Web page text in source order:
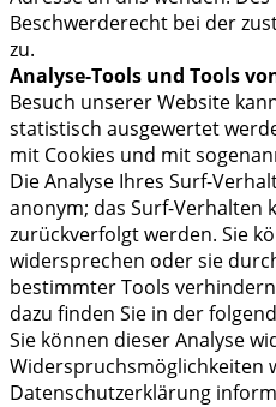
Beschwerderecht bei der
zu.
Analyse-Tools und Tools
Besuch unserer Website
statistisch ausgewertet
mit Cookies und mit
Die Analyse Ihres Surf-
anonym; das Surf-Verhalten
zurückverfolgt werden. Sie
widersprechen oder sie
bestimmter Tools
dazu finden Sie in der
Sie können dieser Analyse
Widerspruchsmöglichkeiten
Datenschutzerklärung